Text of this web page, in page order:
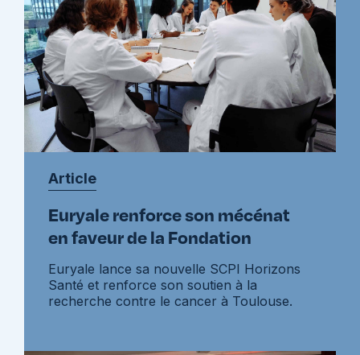
Article
Euryale renforce son mécénat
en faveur de la Fondation
Euryale lance sa nouvelle SCPI Horizons
Santé et renforce son soutien à la
recherche contre le cancer à Toulouse.